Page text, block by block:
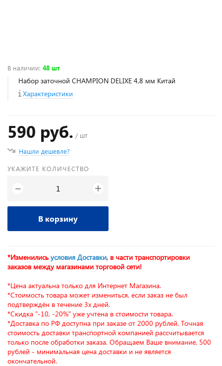
В наличии: 48 шт
Набор заточной CHAMPION DELIXE 4,8 мм Китай
Характеристики
590 руб. / шт
Нашли дешевле?
УКАЖИТЕ КОЛИЧЕСТВО
− +
В корзину
*Изменились условия Доставки, в части транспортировки
заказов между магазинами торговой сети!
*Цена актуальна только для Интернет Магазина.
*Стоимость товара может измениться, если заказ не был
подтверждён в течение 3х дней.
*Скидка "-10, -20%" уже учтена в стоимости товара.
*Доставка по РФ доступна при заказе от 2000 рублей. Точная
стоимость доставки транспортной компанией рассчитывается
только после обработки заказа. Обращаем Ваше внимание, 500
рублей - минимальная цена доставки и не является
окончательной.